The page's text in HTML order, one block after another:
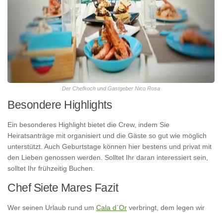
Der Chefkoch und Gastgeber Nico Rosa
Besondere Highlights
Ein besonderes Highlight bietet die Crew, indem Sie
Heiratsanträge mit organisiert und die Gäste so gut wie möglich
unterstützt. Auch Geburtstage können hier bestens und privat mit
den Lieben genossen werden. Solltet Ihr daran interessiert sein,
solltet Ihr frühzeitig Buchen.
Chef Siete Mares Fazit
Wer seinen Urlaub rund um Cala d´Or verbringt, dem legen wir